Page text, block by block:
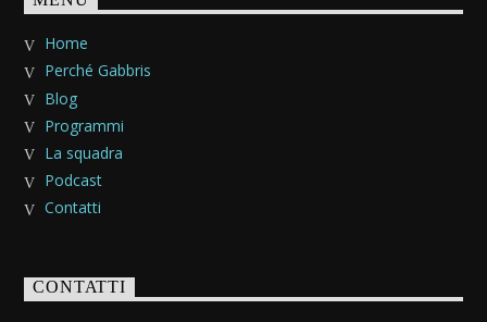
Home
Perché Gabbris
Blog
Programmi
La squadra
Podcast
Contatti
CONTATTI